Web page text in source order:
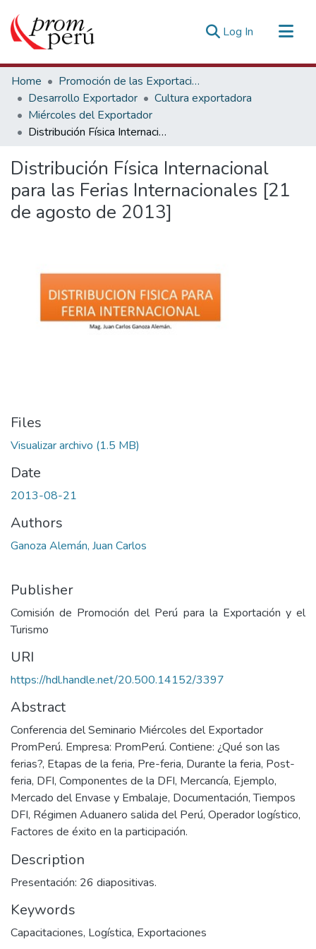
Log In (current)
Communities & Collections
All of DSpace
Statistics
Estadísticas Externas
Home
Promoción de las Exportaciones
Desarrollo Exportador
Cultura exportadora
Miércoles del Exportador
Distribución Física Internacional para las Ferias Internacionales [21 de agosto de 2013]
Distribución Física Internacional
para las Ferias Internacionales [21
de agosto de 2013]
Files
Visualizar archivo (1.5 MB)
Date
2013-08-21
Authors
Ganoza Alemán, Juan Carlos
Publisher
Comisión de Promoción del Perú para la Exportación y el
Turismo
URI
https://hdl.handle.net/20.500.14152/3397
Abstract
Conferencia del Seminario Miércoles del Exportador
PromPerú. Empresa: PromPerú. Contiene: ¿Qué son las
ferias?, Etapas de la feria, Pre-feria, Durante la feria, Post-
feria, DFI, Componentes de la DFI, Mercancía, Ejemplo,
Mercado del Envase y Embalaje, Documentación, Tiempos
DFI, Régimen Aduanero salida del Perú, Operador logístico,
Factores de éxito en la participación.
Description
Presentación: 26 diapositivas.
Keywords
Capacitaciones, Logística, Exportaciones